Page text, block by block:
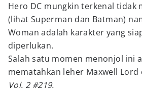
Hero DC mungkin terkenal tidak
(lihat Superman dan Batman)
Woman adalah karakter yang
diperlukan.
Salah satu momen menonjol ini
mematahkan leher Maxwell Lord
Vol. 2 #219.